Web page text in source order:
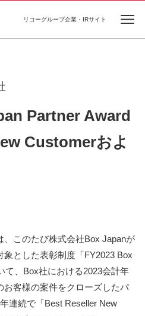
リコーグループ企業・IRサイト
Partner Award
Customerおよ
、このたび株式会社Box Japanが
とした表彰制度「FY2023 Box
て、Box社における2023会計年
お客様の案件をクローズしたパ
連続で「Best Reseller New